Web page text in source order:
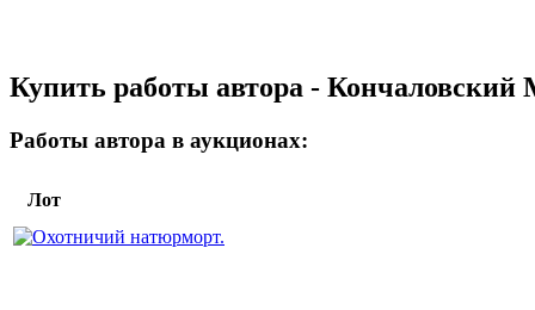
Купить работы автора -
Работы автора в аукционах:
Лот